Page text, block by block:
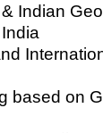
Indian
based on